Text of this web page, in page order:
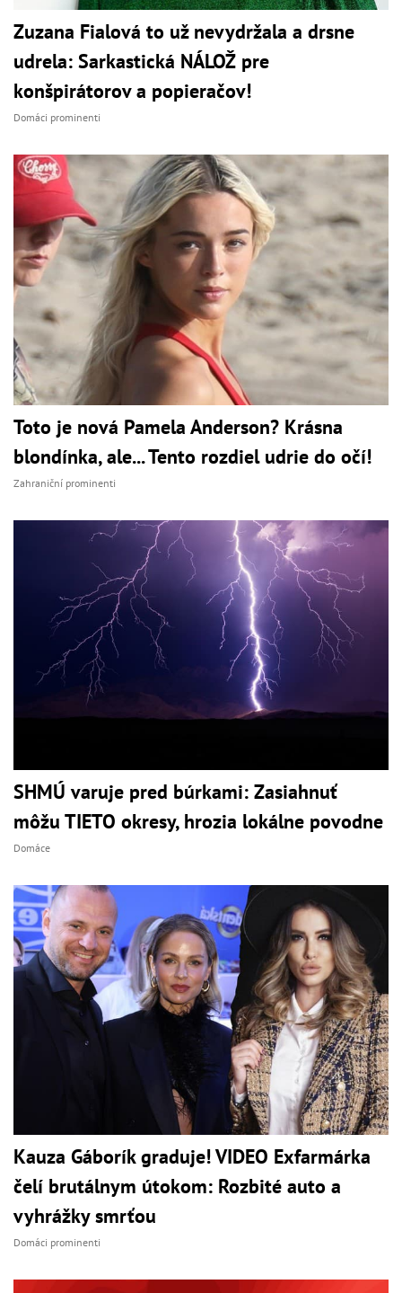
Zuzana Fialová to už nevydržala a drsne
udrela: Sarkastická NÁLOŽ pre
konšpirátorov a popieračov!
Domáci prominenti
Toto je nová Pamela Anderson? Krásna
blondínka, ale... Tento rozdiel udrie do očí!
Zahraniční prominenti
SHMÚ varuje pred búrkami: Zasiahnuť
môžu TIETO okresy, hrozia lokálne povodne
Domáce
Kauza Gáborík graduje! VIDEO Exfarmárka
čelí brutálnym útokom: Rozbité auto a
vyhrážky smrťou
Domáci prominenti